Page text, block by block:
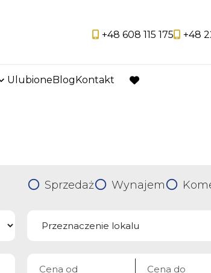
+48 608 115 175 +48
UlubioneBlogKontakt
favorite
Sprzedaż Wynajem